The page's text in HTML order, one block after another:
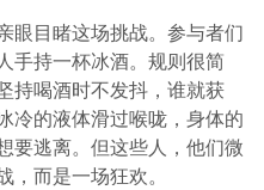
眼目睹这场挑战。参与者们
手持一杯冰酒。规则很简
持喝酒时不发抖，谁就获
冷的液体滑过喉咙，身体的
要逃离。但这些人，他们微
而是一场狂欢。